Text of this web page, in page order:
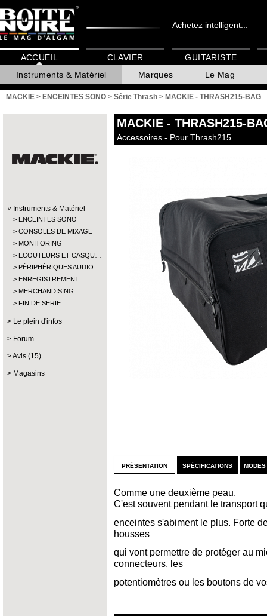
Achetez intelligent...
ACCUEIL
Instruments & Matériel
Marques Le Mag
CLAVIER GUITARISTE
MACKIE > ENCEINTES SONO > Série Thrash > MACKIE - THRASH215-BAG
Instruments & Matériel
ENCEINTES SONO
CONSOLES DE MIXAGE
MONITORING
ECOUTEURS ET CASQU…
PÉRIPHÉRIQUES AUDIO
ENREGISTREMENT
MERCHANDISING
FIN DE SERIE
Le plein d'infos
Forum
Avis (15)
Magasins
MACKIE - THRASH215-
Accessoires - Pour Thrash215
présentation
Comme une deuxième peau.
C'est souvent pendant le transport
enceintes s'abiment le plus. Forte
housses
qui vont permettre de protéger au
connecteurs, les
potentiomètres ou les boutons de
spécifications